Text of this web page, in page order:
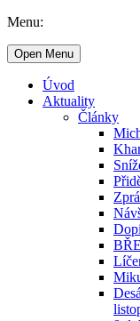
Menu:
Open Menu
Úvod
Aktuality
Články